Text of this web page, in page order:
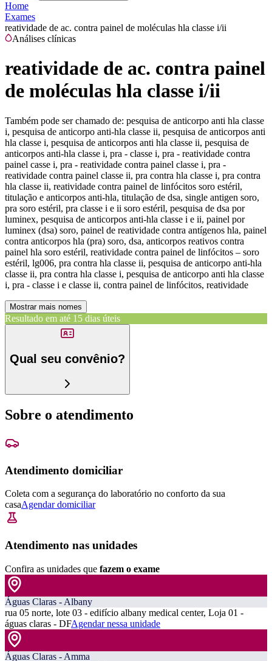
Home
Exames
reatividade de ac. contra painel de moléculas hla classe i/ii
Análises clínicas
reatividade de ac. contra painel
de moléculas hla classe i/ii
Também pode ser chamado de: pesquisa de anticorpo anti hla classe
i, pesquisa de anticorpo anti-hla classe ii, pesquisa de anticorpos anti
hla classe i, pesquisa de anticorpos anti hla classe ii, pesquisa de
anticorpos anti-hla classe i, pra - classe i, pra - reatividade contra
painel casse i, pra - reatividade contra painel classe i, pra -
reatividade contra painel classe ii, pra contra hla classe i, pra contra
hla classe ii, reatividade contra painel de linfócitos soro estéril,
titulação e anticorpos anti-hla, titulação de dsa, single antigen soro,
pra soro estéril, pra classe i e ii soro estéril, pesquisa de dsa por
luminex, pesquisa de anticorpos anti-hla classe i e ii, painel por
luminex (dsa) soro, painel de reatividade contra antígenos hla, painel
contra anticorpos hla (pra) soro, dsa, anticorpos reativos contra
painel hla soro estéril, reatividade contra painel de linfócitos – soro
estéril, lg006, pra contra hla classe ii, pesquisa de anticorpo anti-hla
classe ii, pra contra hla classe i, pesquisa de anticorpo anti hla classe
i, pra - classe i e classe ii, contra painel de linfócitos, reatividade
Mostrar mais nomes
Resultado em até 15 dias úteis
Qual seu convênio?
Sobre o atendimento
Atendimento domiciliar
Coleta com a segurança do laboratório no conforto da sua
casaAgendar domiciliar
Atendimento nas unidades
Confira as unidades que fazem o exame
Águas Claras - Albany
rua 05 norte, lote 03 - edifício albany medical center, Loja 01 -
águas claras - DFAgendar nessa unidade
Águas Claras - Amma